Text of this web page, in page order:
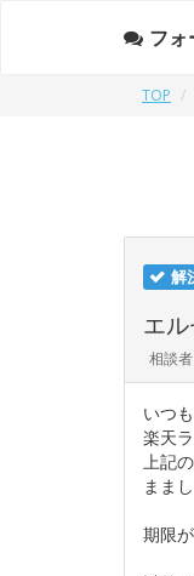
フォ
TOP
解
エ
相談
いつ
楽天
上記
まま
期限